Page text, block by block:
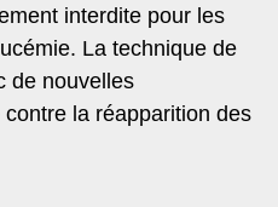
interdite pour les
La technique de
de nouvelles
la réapparition des